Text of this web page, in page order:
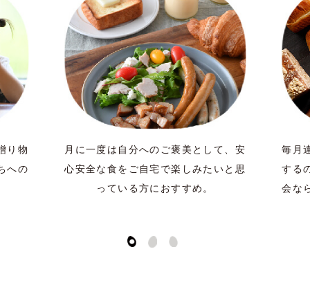
り物
への
月に一度は自分へのご褒美として、安
心安全な食をご自宅で楽しみたいと思
っている方におすすめ。
毎月
する
会な